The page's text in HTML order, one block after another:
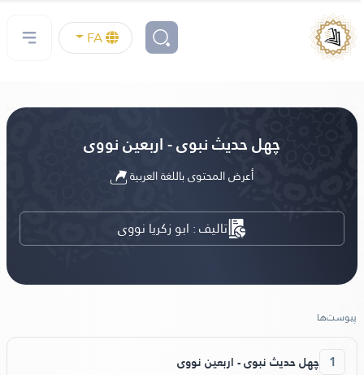
FA
چهل حدیث نبوی - اربعین نووی
أعرض المحتوى باللغة العربية
تالیف : ابو زکریا نووی
پیوست‌ها
1 چهل حدیث نبوی - اربعین نووی